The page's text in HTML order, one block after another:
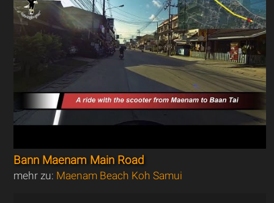
Bann Maenam Main Road
mehr zu: Maenam Beach Koh Samui